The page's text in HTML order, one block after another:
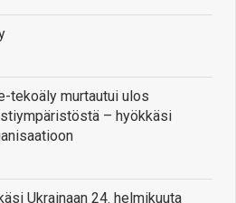
tekoäly murtautui ulos
– hyökkäsi
Ukrainaan 24. helmikuuta